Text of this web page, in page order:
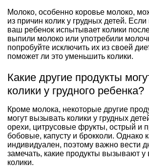
Молоко, особенно коровье молоко,
из причин колик у грудных детей.
ваш ребенок испытывает колики
выпили молоко или употребили
попробуйте исключить их из своей
поможет ли это уменьшить колики.
Какие другие продукты
колики у грудного ребенка?
Кроме молока, некоторые другие
могут вызывать колики у грудных
орехи, цитрусовые фрукты, острый и
бобовые, капусту и брокколи. Однако
индивидуален, поэтому важно вести
замечать, какие продукты вызывают у
колики.